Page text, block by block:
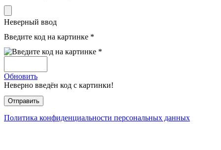
Неверный ввод
Введите код на картинке *
Обновить
Неверно введён код с картинки!
Политика конфиденциальности персональных данных